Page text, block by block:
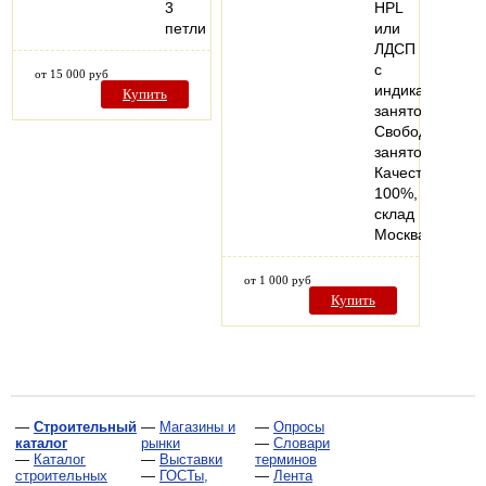
3
петли
от 15 000 руб
Купить
HPL
или
ЛДСП
с
индикатором
занятости
Свободно-
занято.
Качество
100%,
склад
Москва
от 1 000 руб
Купить
— Строительный
каталог
— Каталог
строительных
— Магазины и
рынки
— Выставки
— ГОСТы,
— Опросы
— Словари
терминов
— Лента